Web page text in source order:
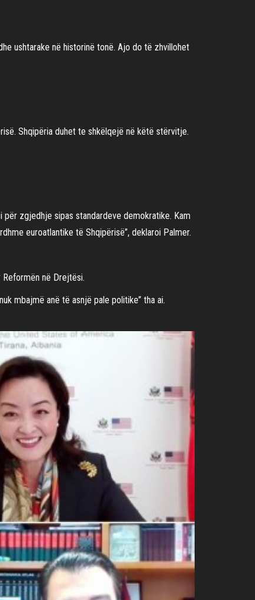
ushtarake në historinë tonë. Ajo do të zhvillohet
Shqipëria duhet te shkëlqejë në këtë stërvitje.
zgjedhje sipas standardeve demokratike. Kam
euroatlantike të Shqipërisë”, deklaroi Palmer.
në Drejtësi.
mbajmë anë të asnjë pale politike” tha ai.